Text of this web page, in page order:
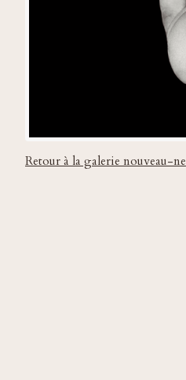
Retour à la galerie nouveau-ne